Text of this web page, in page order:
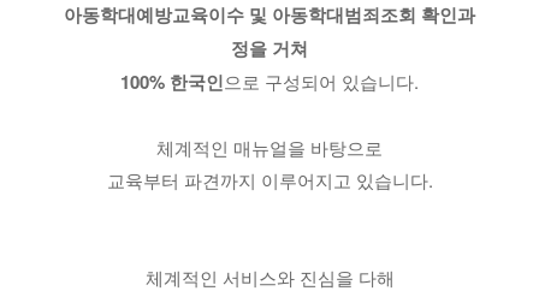
아동학대예방교육이수 및 아동학대범죄조회 확인과
정을 거쳐
100% 한국인으로 구성되어 있습니다.
체계적인 매뉴얼을 바탕으로
교육부터 파견까지 이루어지고 있습니다.
체계적인 서비스와 진심을 다해